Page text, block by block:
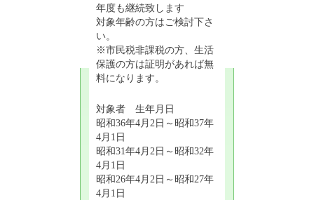
年度も継続致します
対象年齢の方はご検討下さ
い。
※市民税非課税の方、生活
保護の方は証明があれば無
料になります。
対象者 生年月日
昭和36年4月2日～昭和37年
4月1日
昭和31年4月2日～昭和32年
4月1日
昭和26年4月2日～昭和27年
4月1日